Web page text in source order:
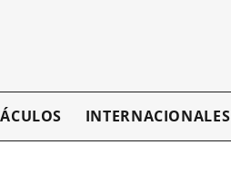
INTERNACIONALES